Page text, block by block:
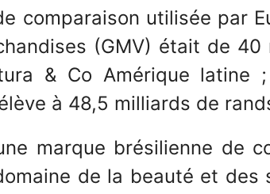
comparaison utilisée par
(GMV) était de
& Co Amérique latine
à 48,5 milliards de
marque brésilienne de
de la beauté et des